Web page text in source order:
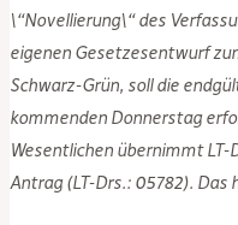
\“Novellierung\“ des
eigenen Gesetzesentwurf
Schwarz-Grün, soll die
kommenden Donnerstag
Wesentlichen übernimmt
Antrag (LT-Drs.: 05782).